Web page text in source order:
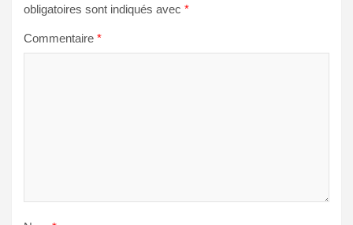
obligatoires sont indiqués avec *
Commentaire *